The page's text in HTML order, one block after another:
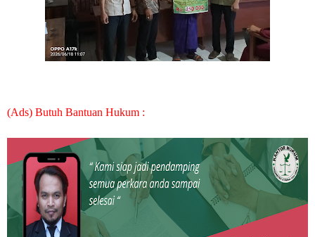
(Ads) Butuh Bantuan Hukum :